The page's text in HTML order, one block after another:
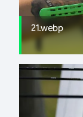
21.webp